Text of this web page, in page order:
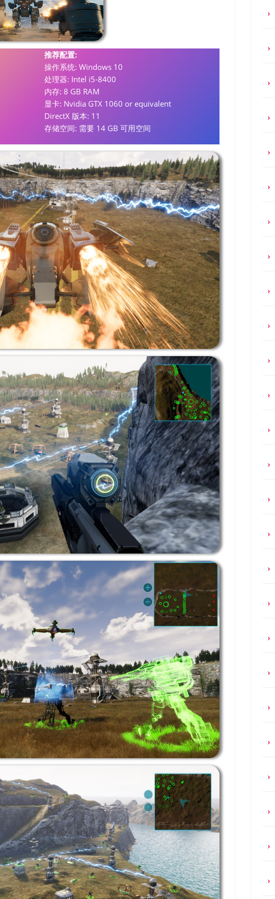
推荐配置:
操作系统: Windows 10
处理器: Intel i5-8400
内存: 8 GB RAM
显卡: Nvidia GTX 1060 or equivalent
DirectX 版本: 11
存储空间: 需要 14 GB 可用空间